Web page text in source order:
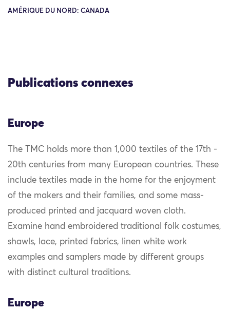
AMÉRIQUE DU NORD: CANADA
Publications connexes
Europe
The TMC holds more than 1,000 textiles of the 17th -
20th centuries from many European countries. These
include textiles made in the home for the enjoyment
of the makers and their families, and some mass-
produced printed and jacquard woven cloth.
Examine hand embroidered traditional folk costumes,
shawls, lace, printed fabrics, linen white work
examples and samplers made by different groups
with distinct cultural traditions.
Europe